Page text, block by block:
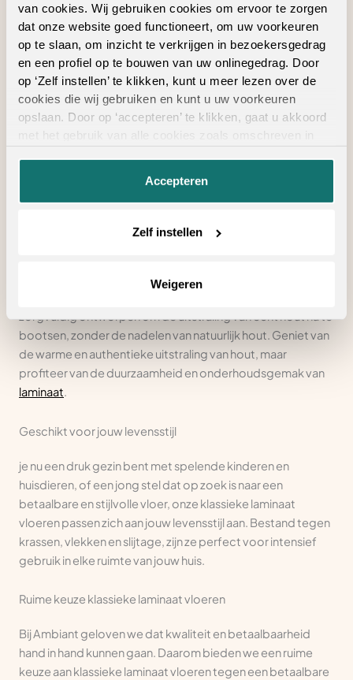
van cookies. Wij gebruiken cookies om ervoor te zorgen
dat onze website goed functioneert, om uw voorkeuren
op te slaan, om inzicht te verkrijgen in bezoekersgedrag
en een profiel op te bouwen van uw onlinegedrag. Door
op ‘Zelf instellen’ te klikken, kunt u meer lezen over de
cookies die wij gebruiken en kunt u uw voorkeuren
opslaan. Door op ‘accepteren’ te klikken, gaat u akkoord
met het gebruik van alle cookies zoals omschreven in
Accepteren
Zelf instellen
Weigeren
Visgraat laminaat
W
Walnoot laminaat
Waterbestendig laminaat
Wit laminaat
Z
Zwart laminaat
Met onze klassieke laminaat vloeren breng je tijdloze
zorgvuldig ontworpen om de uitstraling van echt hout na te
bootsen, zonder de nadelen van natuurlijk hout. Geniet van
de warme en authentieke uitstraling van hout, maar
profiteer van de duurzaamheid en onderhoudsgemak van
laminaat.
Geschikt voor jouw levensstijl
je nu een druk gezin bent met spelende kinderen en
huisdieren, of een jong stel dat op zoek is naar een
betaalbare en stijlvolle vloer, onze klassieke laminaat
vloeren passen zich aan jouw levensstijl aan. Bestand tegen
krassen, vlekken en slijtage, zijn ze perfect voor intensief
gebruik in elke ruimte van jouw huis.
Ruime keuze klassieke laminaat vloeren
Bij Ambiant geloven we dat kwaliteit en betaalbaarheid
hand in hand kunnen gaan. Daarom bieden we een ruime
keuze aan klassieke laminaat vloeren tegen een betaalbare